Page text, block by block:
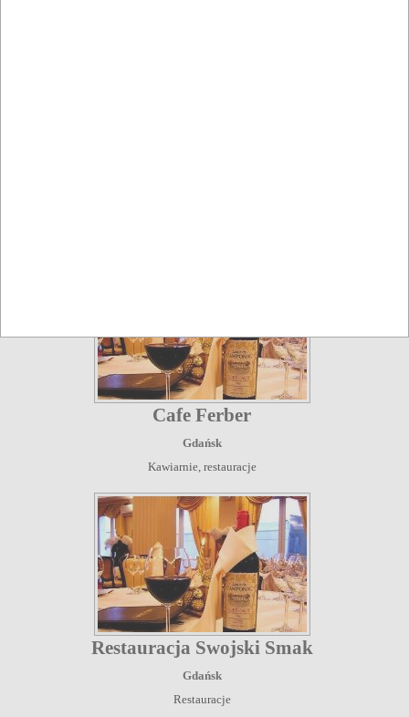
Cafe Ferber
Gdańsk
Kawiarnie, restauracje
Restauracja Swojski Smak
Gdańsk
Restauracje